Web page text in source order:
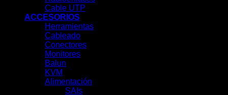
Cable UTP
ACCESORIOS
Herramientas
Cableado
Conectores
Monitores
Balun
KVM
Alimentación
SAIs